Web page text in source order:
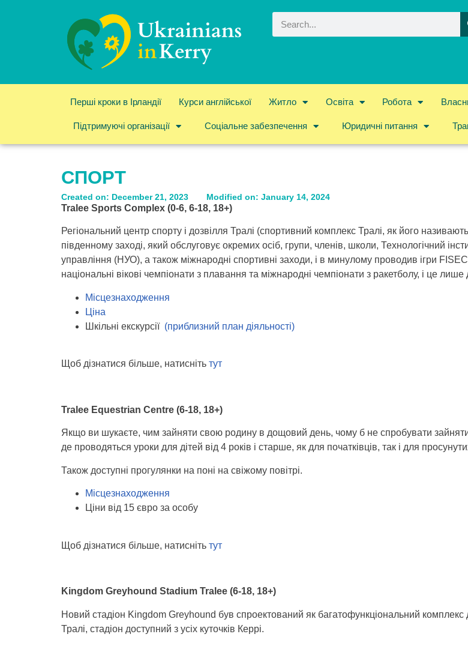
Перші кроки в Ірландії Курси англійської Житло Освіта Робота
Підтримуючі організації Соціальне забезпечення Юридичні питання
СПОРТ
Created on: December 21, 2023 Modified on: January 14, 2024
Tralee Sports Complex (0-6, 6-18, 18+)
Регіональний центр спорту і дозвілля Тралі (спортивний комплекс Тралі, як його
південному заході, який обслуговує окремих осіб, групи, членів, школи, Технологічний
управління (НУО), а також міжнародні спортивні заходи, і в минулому проводив ігри
національні вікові чемпіонати з плавання та міжнародні чемпіонати з ракетболу, і це лише
Місцезнаходження
Ціна
Шкільні екскурсії (приблизний план діяльності)
Щоб дізнатися більше, натисніть тут
Tralee Equestrian Centre (6-18, 18+)
Якщо ви шукаєте, чим зайняти свою родину в дощовий день, чому б не спробувати
де проводяться уроки для дітей від 4 років і старше, як для початківців, так і для
Також доступні прогулянки на поні на свіжому повітрі.
Місцезнаходження
Ціни від 15 євро за особу
Щоб дізнатися більше, натисніть тут
Kingdom Greyhound Stadium Tralee (6-18, 18+)
Новий стадіон Kingdom Greyhound був спроектований як багатофункціональний
Тралі, стадіон доступний з усіх куточків Керрі.